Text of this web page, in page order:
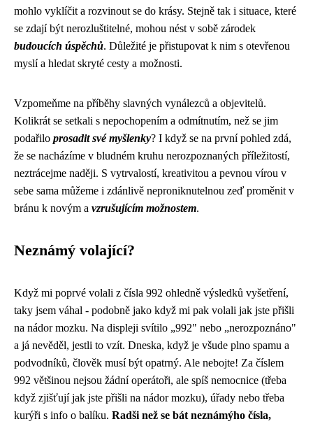
mohlo vyklíčit a rozvinout se do krásy. Stejně tak i situace, které
se zdají být nerozluštitelné, mohou nést v sobě zárodek
budoucích úspěchů. Důležité je přistupovat k nim s otevřenou
myslí a hledat skryté cesty a možnosti.
Vzpomeňme na příběhy slavných vynálezců a objevitelů.
Kolikrát se setkali s nepochopením a odmítnutím, než se jim
podařilo prosadit své myšlenky? I když se na první pohled zdá,
že se nacházíme v bludném kruhu nerozpoznaných příležitostí,
neztrácejme naději. S vytrvalostí, kreativitou a pevnou vírou v
sebe sama můžeme i zdánlivě neproniknutelnou zeď proměnit v
bránu k novým a vzrušujícím možnostem.
Neznámý volající?
Když mi poprvé volali z čísla 992 ohledně výsledků vyšetření,
taky jsem váhal - podobně jako když mi pak volali jak jste přišli
na nádor mozku. Na displeji svítilo „992" nebo „nerozpoznáno"
a já nevěděl, jestli to vzít. Dneska, když je všude plno spamu a
podvodníků, člověk musí být opatrný. Ale nebojte! Za číslem
992 většinou nejsou žádní operátoři, ale spíš nemocnice (třeba
když zjišťujíjak jste přišli na nádor mozku), úřady nebo třeba
kurýři s info o balíku. Radši než se bát neznámýho čísla,